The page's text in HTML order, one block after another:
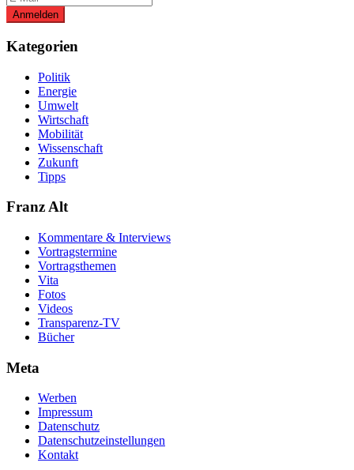
Kategorien
Politik
Energie
Umwelt
Wirtschaft
Mobilität
Wissenschaft
Zukunft
Tipps
Franz Alt
Kommentare & Interviews
Vortragstermine
Vortragsthemen
Vita
Fotos
Videos
Transparenz-TV
Bücher
Meta
Werben
Impressum
Datenschutz
Datenschutzeinstellungen
Kontakt